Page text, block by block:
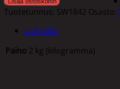
Tuotetunnus: SW1842 Osasto:
Lisätiedot
Paino 2 kg (kilogramma)